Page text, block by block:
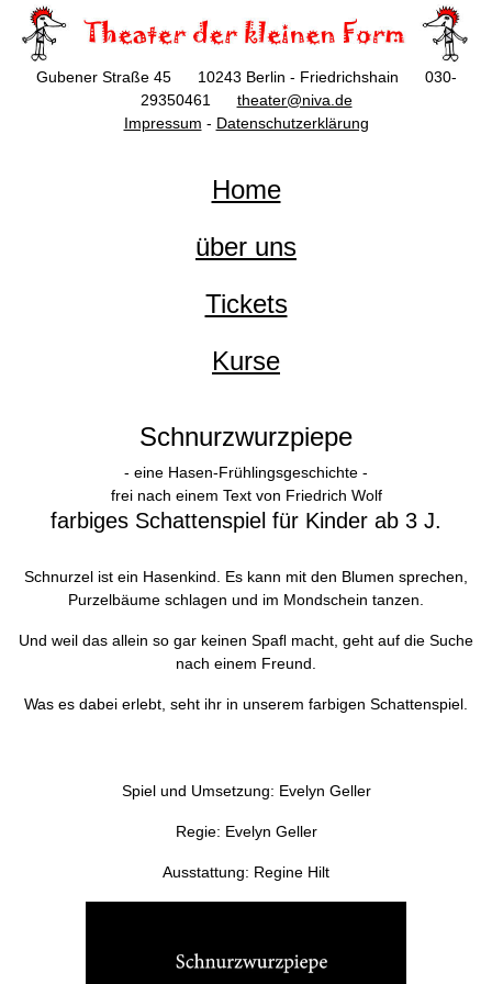
Gubener Straße 45 10243 Berlin - Friedrichshain 030-
29350461 theater@niva.de
Impressum - Datenschutzerklärung
Home
über uns
Tickets
Kurse
Schnurzwurzpiepe
- eine Hasen-Frühlingsgeschichte -
frei nach einem Text von Friedrich Wolf
farbiges Schattenspiel für Kinder ab 3 J.
Schnurzel ist ein Hasenkind. Es kann mit den Blumen sprechen,
Purzelbäume schlagen und im Mondschein tanzen.
Und weil das allein so gar keinen Spaﬂ macht, geht auf die Suche
nach einem Freund.
Was es dabei erlebt, seht ihr in unserem farbigen Schattenspiel.
Spiel und Umsetzung: Evelyn Geller
Regie: Evelyn Geller
Ausstattung: Regine Hilt